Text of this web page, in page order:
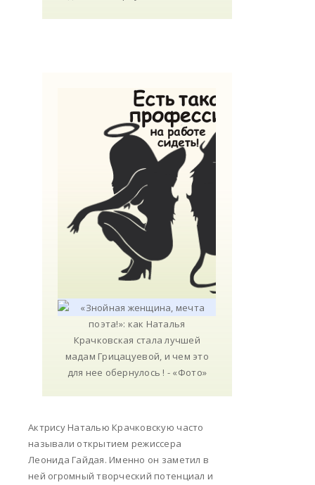
Актрису Наталью Крачковскую часто
называли открытием режиссера
Леонида Гайдая. Именно он заметил в
ней огромный творческий потенциал и